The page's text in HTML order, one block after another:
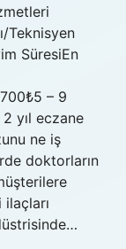
Teknisyen
SüresiEn
– 9
yıl eczane
ne iş
doktorların